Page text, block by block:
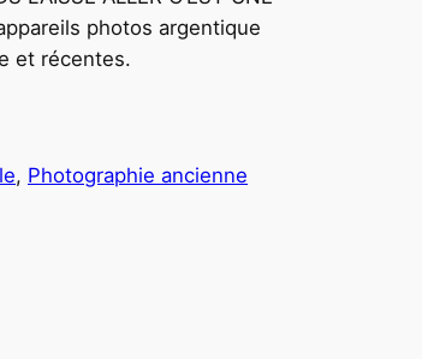
photos argentique
et récentes.
, Photographie ancienne